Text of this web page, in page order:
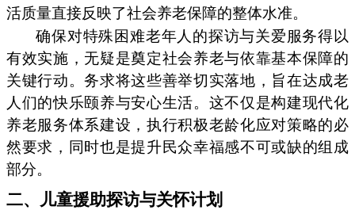
活质量直接反映了社会养老保障的整体水准。
确保对特殊困难老年人的探访与关爱服务得以
有效实施，无疑是奠定社会养老与依靠基本保障的
关键行动。务求将这些善举切实落地，旨在达成老
人们的快乐颐养与安心生活。这不仅是构建现代化
养老服务体系建设，执行积极老龄化应对策略的必
然要求，同时也是提升民众幸福感不可或缺的组成
部分。
二、儿童援助探访与关怀计划